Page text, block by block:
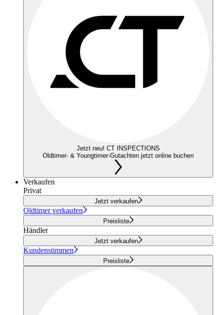
Jetzt neu! CT INSPECTIONS
Oldtimer- & Youngtimer-Gutachten jetzt online buchen
Verkaufen
Privat
Jetzt verkaufen
Oldtimer verkaufen
Preisliste
Händler
Jetzt verkaufen
Kundenstimmen
Preisliste